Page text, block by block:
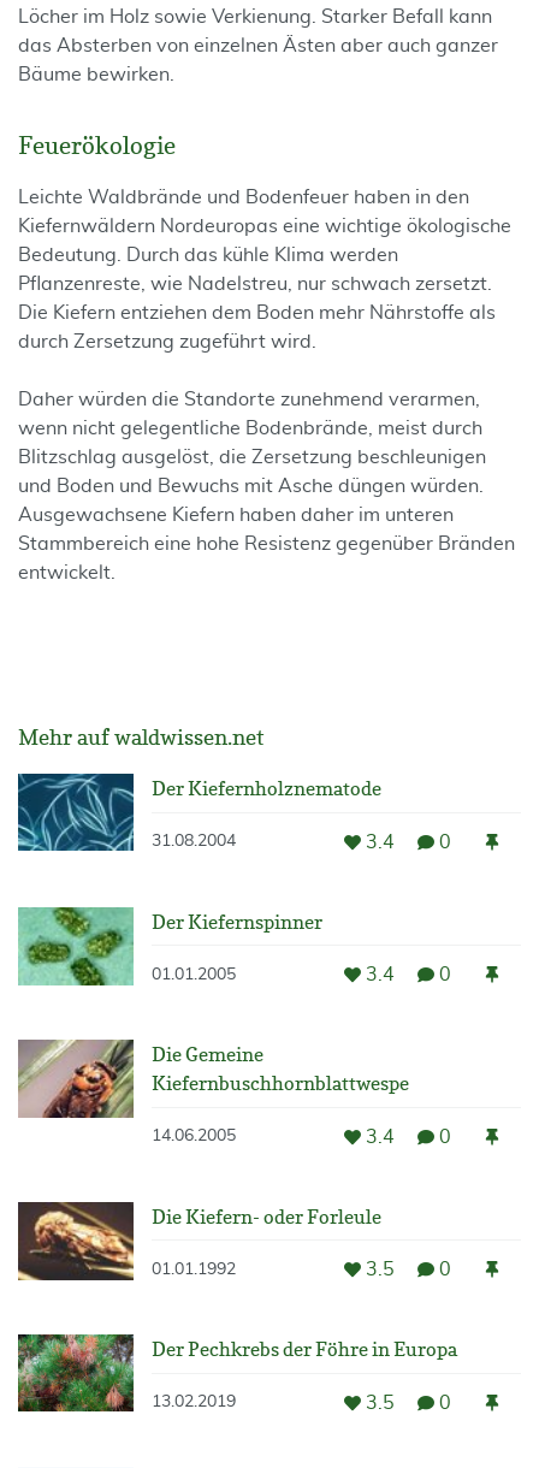
Löcher im Holz sowie Verkienung. Starker Befall kann
das Absterben von einzelnen Ästen aber auch ganzer
Bäume bewirken.
Feuerökologie
Leichte Waldbrände und Bodenfeuer haben in den
Kiefernwäldern Nordeuropas eine wichtige ökologische
Bedeutung. Durch das kühle Klima werden
Pflanzenreste, wie Nadelstreu, nur schwach zersetzt.
Die Kiefern entziehen dem Boden mehr Nährstoffe als
durch Zersetzung zugeführt wird.
Daher würden die Standorte zunehmend verarmen,
wenn nicht gelegentliche Bodenbrände, meist durch
Blitzschlag ausgelöst, die Zersetzung beschleunigen
und Boden und Bewuchs mit Asche düngen würden.
Ausgewachsene Kiefern haben daher im unteren
Stammbereich eine hohe Resistenz gegenüber Bränden
entwickelt.
Mehr auf waldwissen.net
Der Kiefernholznematode
31.08.2004 3.4 0
Der Kiefernspinner
01.01.2005 3.4 0
Die Gemeine
Kiefernbuschhornblattwespe
14.06.2005 3.4 0
Die Kiefern- oder Forleule
01.01.1992 3.5 0
Der Pechkrebs der Föhre in Europa
13.02.2019 3.5 0